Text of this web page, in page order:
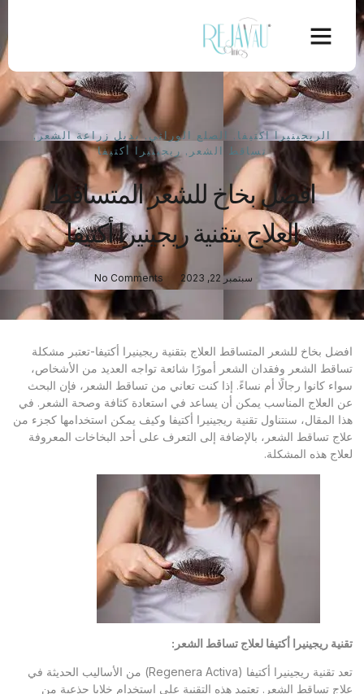
الريجينيرا اكتيفا , الصلع الوراثي ,بديل زراعة الشعر,
تساقط الشعر , ريجينيرا أكتيفا
افضل بخاخ للشعر المتساقط
العلاج بتقنية ريجينيرا أكتيفا
سبتمبر 22, 2023 No Comments
افضل بخاخ للشعر المتساقط العلاج بتقنية ريجينيرا أكتيفا-تعتبر مشكلة
تساقط الشعر وفقدان الشعر أمورًا شائعة تواجه العديد من الأشخاص،
سواء كانوا رجالًا أم نساءً. إذا كنت تعاني من تساقط الشعر، فإن البحث
عن العلاج المناسب يمكن أن يساعد في استعادة كثافة وصحة الشعر. في
هذا المقال، سنتناول تقنية ريجينيرا أكتيفا وكيف يمكن استخدامها كجزء من
علاج تساقط الشعر، بالإضافة إلى التعرف على أحد البخاخات المعروفة
لعلاج هذه المشكلة.
تقنية ريجينيرا أكتيفا لعلاج تساقط الشعر :
تعد تقنية ريجينيرا أكتيفا (Regenera Activa) من الأساليب الحديثة في
علاج تساقط الشعر. تعتمد هذه التقنية على استخدام خلايا جذعية من